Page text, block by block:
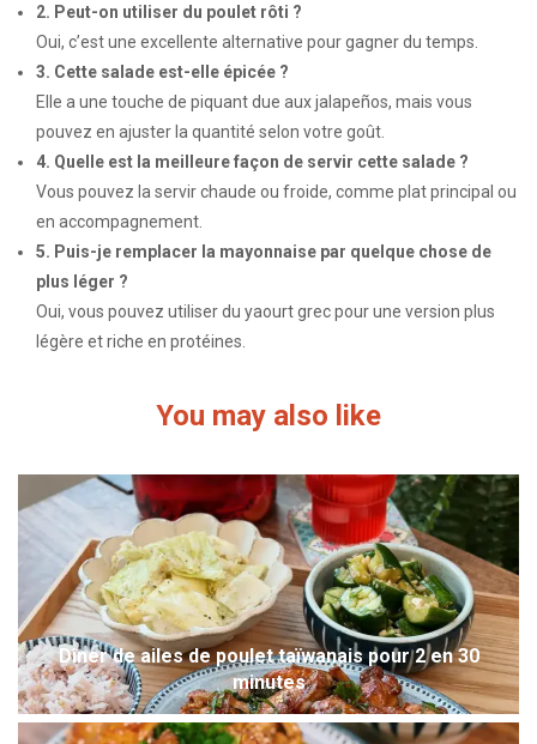
2. Peut-on utiliser du poulet rôti ?
Oui, c’est une excellente alternative pour gagner du temps.
3. Cette salade est-elle épicée ?
Elle a une touche de piquant due aux jalapeños, mais vous
pouvez en ajuster la quantité selon votre goût.
4. Quelle est la meilleure façon de servir cette salade ?
Vous pouvez la servir chaude ou froide, comme plat principal ou
en accompagnement.
5. Puis-je remplacer la mayonnaise par quelque chose de
plus léger ?
Oui, vous pouvez utiliser du yaourt grec pour une version plus
légère et riche en protéines.
You may also like
Dîner de ailes de poulet taïwanais pour 2 en 30
minutes